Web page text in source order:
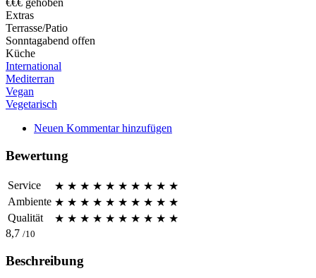
€€€ gehoben
Extras
Terrasse/Patio
Sonntagabend offen
Küche
International
Mediterran
Vegan
Vegetarisch
Neuen Kommentar hinzufügen
Bewertung
Service ★ ★ ★ ★ ★ ★ ★ ★ ★ ★
Ambiente ★ ★ ★ ★ ★ ★ ★ ★ ★ ★
Qualität
★ ★ ★ ★ ★ ★ ★ ★ ★ ★
8,7 /10
Beschreibung